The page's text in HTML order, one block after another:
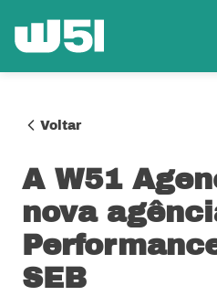
Voltar
A W51
nova
SEB